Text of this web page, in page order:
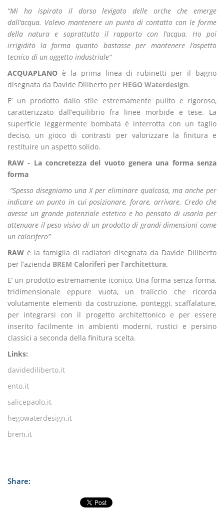
“Mi ha ispirato il dorso levigato delle orche che emerge
dall’acqua. Volevo mantenere un punto di contatto con le forme
della natura e soprattutto il rapporto con l’acqua. Ho poi
irrigidito la forma quanto bastasse per mantenere l’aspetto
tecnico di un oggetto industriale”
ACQUAPLANO è la prima linea di rubinetti per il bagno
disegnata da Davide Diliberto per HEGO Waterdesign.
E’ un prodotto dallo stile estremamente pulito e rigoroso,
caratterizzato dall’equilibrio fra linee morbide e tese. La
superficie leggermente bombata è interrotta con un taglio
deciso, un gioco di contrasti per valorizzare la finitura e
restituire un aspetto solido.
RAW - La concretezza del vuoto genera una forma senza
forma
“Spesso disegniamo una X per eliminare qualcosa, ma anche per
indicare un punto in cui posizionare, forare, arrivare. Credo che
avesse un grande potenziale estetico e ho pensato di usarla per
attenuare il peso visivo di un prodotto di grandi dimensioni come
un calorifero”
RAW è la famiglia di radiatori disegnata da Davide Diliberto
per l’azienda BREM Caloriferi per l’architettura.
E’ un prodotto estremamente iconico, Una forma senza forma,
tridimensionale eppure vuota, un traliccio che ricorda
volutamente elementi da costruzione, ponteggi, scaffalature,
per integrarsi con il progetto architettonico e per essere
inserito facilmente in ambienti moderni, rustici e persino
classici a seconda della finitura scelta.
Links:
davidediliberto.it
ento.it
salicepaolo.it
hegowaterdesign.it
brem.it
Share: